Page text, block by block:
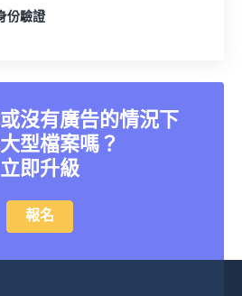
份驗證
沒有廣告的情況下
型檔案嗎？
立即升級
報名